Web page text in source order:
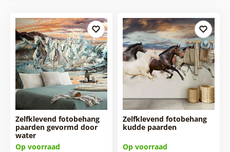
Zelfklevend fotobehang
paarden gevormd door
water
Op voorraad
Zelfklevend fotobehang
kudde paarden
Op voorraad